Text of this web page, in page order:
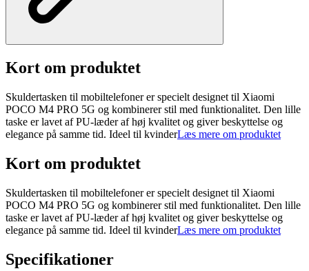
Kort om produktet
Skuldertasken til mobiltelefoner er specielt designet til Xiaomi
POCO M4 PRO 5G og kombinerer stil med funktionalitet. Den lille
taske er lavet af PU-læder af høj kvalitet og giver beskyttelse og
elegance på samme tid. Ideel til kvinderLæs mere om produktet
Kort om produktet
Skuldertasken til mobiltelefoner er specielt designet til Xiaomi
POCO M4 PRO 5G og kombinerer stil med funktionalitet. Den lille
taske er lavet af PU-læder af høj kvalitet og giver beskyttelse og
elegance på samme tid. Ideel til kvinderLæs mere om produktet
Specifikationer